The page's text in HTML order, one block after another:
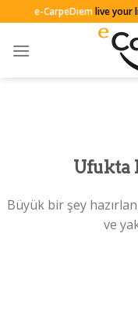
to
content
e-CarpeDiemlive your
Ufukta
Büyük bir şey
ve